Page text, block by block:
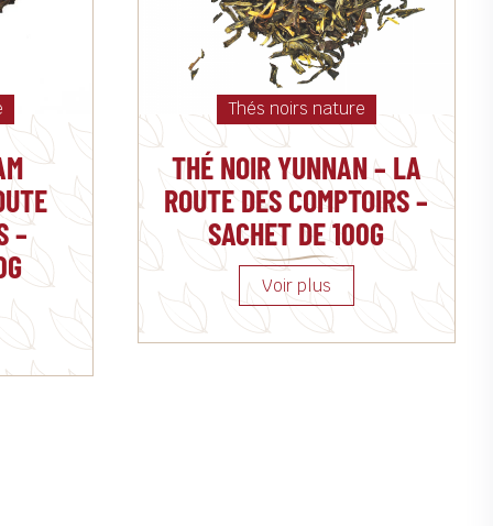
–
Thés noirs nature
THÉ NOIR YUNNAN – LA
ROUTE DES COMPTOIRS –
SACHET DE 100G